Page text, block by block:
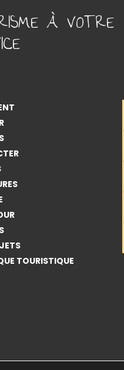
À VOTRE
TOURISTIQUE